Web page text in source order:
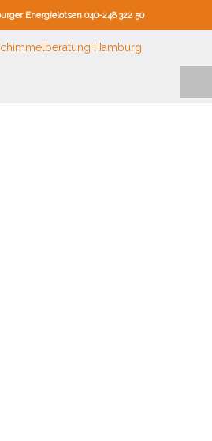
Energielotsen 040-248 322 50